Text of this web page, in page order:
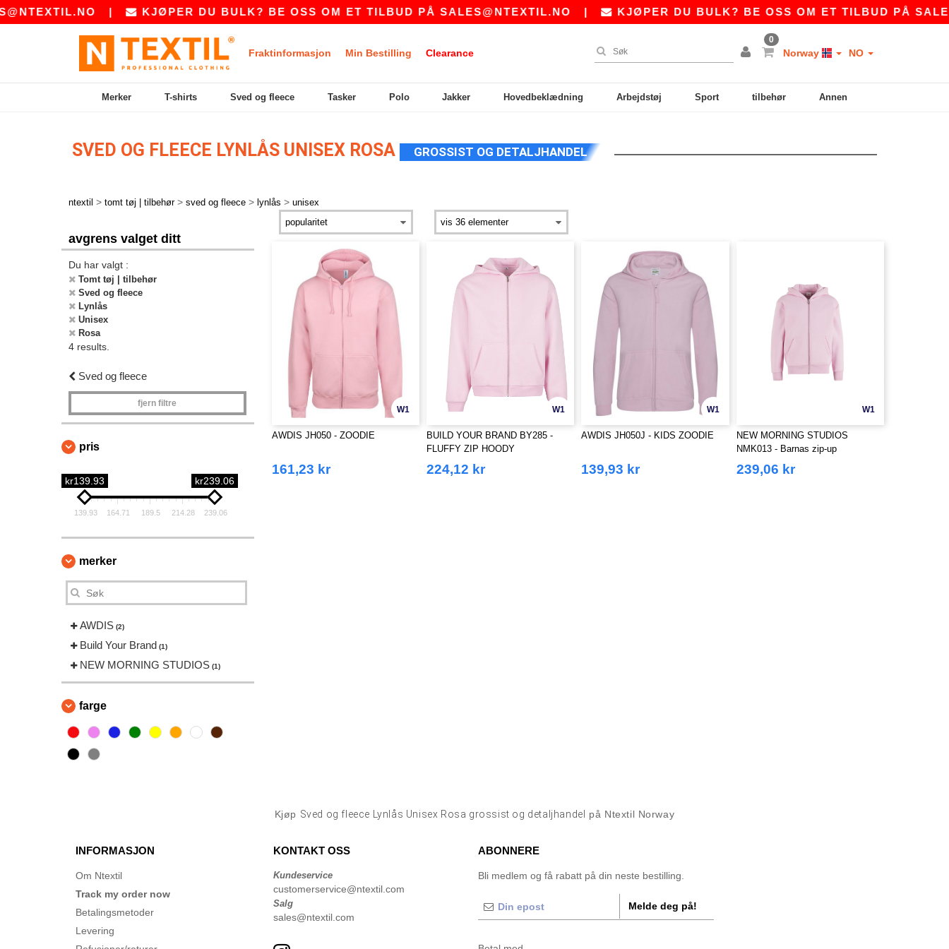
| KJØPER DU BULK? BE OSS OM ET TILBUD PÅSALES@NTEXTIL.NO| KJØPER DU BULK? BE OSS OM ET TILBUD PÅ
Fraktinformasjon Min Bestilling Clearance
0
Norway NO
Merker T-shirts Sved og fleece Tasker Polo Jakker Hovedbeklædning Arbejdstøj Sport tilbehør Annen
SVED OG FLEECE LYNLÅS UNISEX ROSA GROSSIST OG DETALJHANDEL
ntextil > tomt tøj | tilbehør > sved og fleece > lynlås > unisex
avgrens valget ditt
Du har valgt :
Tomt tøj | tilbehør
Sved og fleece
Lynlås
Unisex
Rosa
4 results.
Sved og fleece
fjern filtre
pris
kr139.93 kr239.06
139.93 164.71 189.5 214.28 239.06
merker
AWDIS (2)
Build Your Brand (1)
NEW MORNING STUDIOS (1)
farge
W1
AWDIS JH050 - ZOODIE
161,23 kr
W1
BUILD YOUR BRAND BY285 -
FLUFFY ZIP HOODY
224,12 kr
W1
AWDIS JH050J - KIDS ZOODIE
139,93 kr
W1
NEW MORNING STUDIOS
NMK013 - Barnas zip-up
hettegenser
239,06 kr
Kjøp Sved og fleece Lynlås Unisex Rosa grossist og detaljhandel på Ntextil Norway
INFORMASJON
Om Ntextil
Track my order now
Betalingsmetoder
Levering
KONTAKT OSS
Kundeservice
customerservice@ntextil.com
Salg
sales@ntextil.com
ABONNERE
Bli medlem og få rabatt på din neste bestilling.
Melde deg på!